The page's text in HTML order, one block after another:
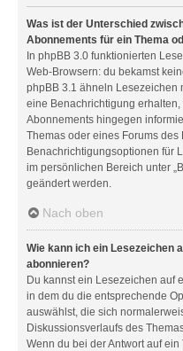
Was ist der Unterschied
Abonnements für ein Thema
In phpBB 3.0 funktionierten
Web-Browsern: du bekamst
phpBB 3.1 ähneln Lesezeichen
eine Benachrichtigung
Abonnements hingegen
Themas oder eines Forums des
Benachrichtigungsoptionen für
im persönlichen Bereich unter
geändert werden.
Nach oben
Wie kann ich ein Lesezeichen
abonnieren?
Du kannst ein Lesezeichen auf
in dem du die entsprechende
auswählst, die sich
Diskussionsverlaufs des
Wenn du bei der Antwort auf ein